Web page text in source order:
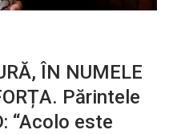
ÎN NUMELE
Părintele
“Acolo este